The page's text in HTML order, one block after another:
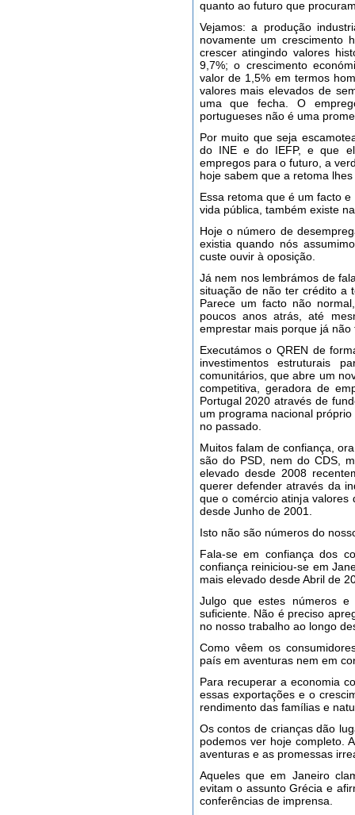
quanto ao futuro que
Vejamos: a produção
novamente um crescimento
crescer atingindo valores
9,7%; o crescimento
valor de 1,5% em termos
valores mais elevados de
uma que fecha. O
portugueses não é uma
Por muito que seja
do INE e do IEFP, e que
empregos para o futuro, a
hoje sabem que a retoma
Essa retoma que é um facto
vida pública, também existe
Hoje o número de
existia quando nós
custe ouvir à oposição.
Já nem nos lembrámos de
situação de não ter crédito a
Parece um facto não
poucos anos atrás, até
emprestar mais porque já
Executámos o QREN de
investimentos estruturais
comunitários, que abre um
competitiva, geradora de
Portugal 2020 através de
um programa nacional
no passado.
Muitos falam de confiança,
são do PSD, nem do CDS,
elevado desde 2008
querer defender através da
que o comércio atinja valores
desde Junho de 2001.
Isto não são números do
Fala-se em confiança dos
confiança reiniciou-se em
mais elevado desde Abril de
Julgo que estes números
suficiente. Não é preciso
no nosso trabalho ao longo
Como vêem os
país em aventuras nem em
Para recuperar a economia
essas exportações e o
rendimento das famílias e
Os contos de crianças dão
podemos ver hoje completo.
aventuras e as promessas
Aqueles que em Janeiro
evitam o assunto Grécia e
conferências de imprensa.